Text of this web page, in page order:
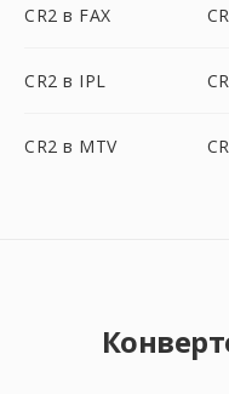
CR2 в FAX
CR2 в IPL
CR2 в MTV